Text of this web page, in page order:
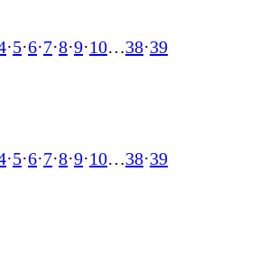
·5·6·7·8·9·10…38·39
·5·6·7·8·9·10…38·39